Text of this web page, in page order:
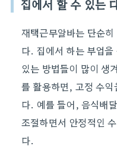
집에서 할 수 있는
재택근무알바는 단순
다. 집에서 하는 부업
있는 방법들이 많이 생
를 활용하면, 고정 수
다. 예를 들어, 음식배
조절하면서 안정적인
다.